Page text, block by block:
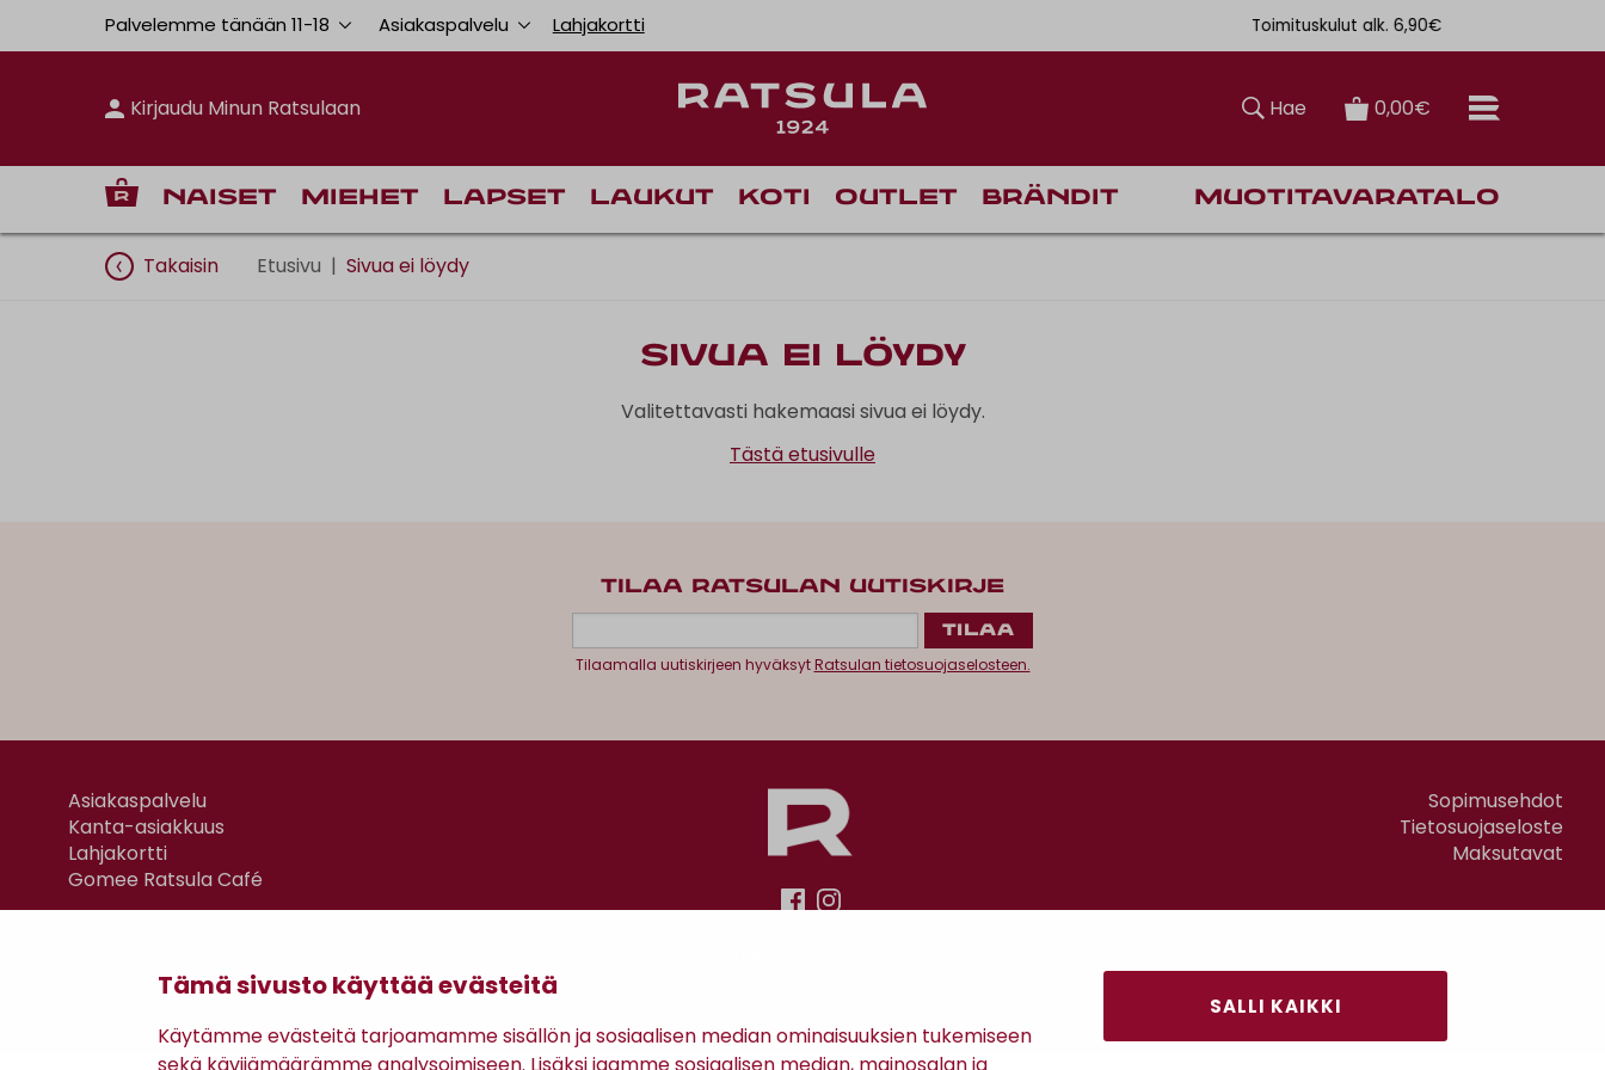
Tämä sivusto käyttää evästeitä
Käytämme evästeitä tarjoamamme sisällön ja sosiaalisen median ominaisuuksien tukemiseen
SALLI KAIKKI
Palvelemme tänään 11-18 Asiakaspalvelu Lahjakortti Toimituskulut alk. 6,90€
Kirjaudu Minun Ratsulaan Hae 0,00€
Naiset Miehet Lapset Laukut Koti Outlet Brändit Muotitavaratalo
Takaisin Etusivu | Sivua ei löydy
Sivua ei löydy
Valitettavasti hakemaasi sivua ei löydy.
Tästä etusivulle
TILAA RATSULAN UUTISKIRJE
Tilaamalla uutiskirjeen hyväksytRatsulan tietosuojaselosteen.
Asiakaspalvelu
Kanta-asiakkuus
Lahjakortti
Gomee Ratsula Café
Sopimusehdot
Tietosuojaseloste
Maksutavat